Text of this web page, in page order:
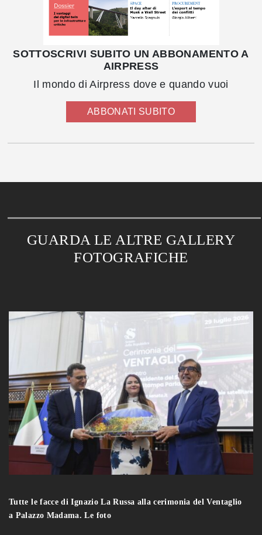
SOTTOSCRIVI SUBITO UN ABBONAMENTO A
AIRPRESS
Il mondo di Airpress dove e quando vuoi
ABBONATI SUBITO
GUARDA LE ALTRE GALLERY
FOTOGRAFICHE
Tutte le facce di Ignazio La Russa alla cerimonia del Ventaglio
a Palazzo Madama. Le foto